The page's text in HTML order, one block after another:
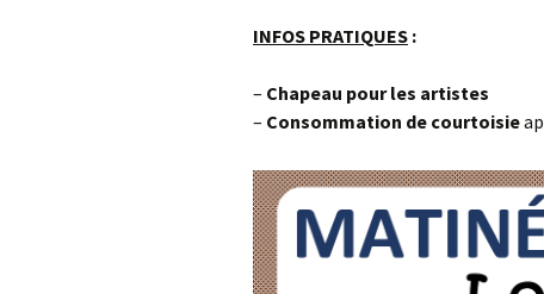
INFOS PRATIQUES :
– Chapeau pour les artistes
– Consommation de courtoisie